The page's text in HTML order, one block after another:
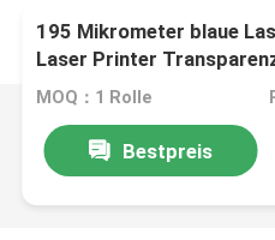
195 Mikrometer blaue
Laser Printer
MOQ：1 Rolle
Bestpreis